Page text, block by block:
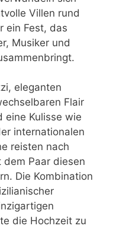
Villen rund
ein Fest, das
Musiker und
eleganten
Flair
eine Kulisse wie
internationalen
reisten nach
dem Paar diesen
Die Kombination
die Hochzeit zu